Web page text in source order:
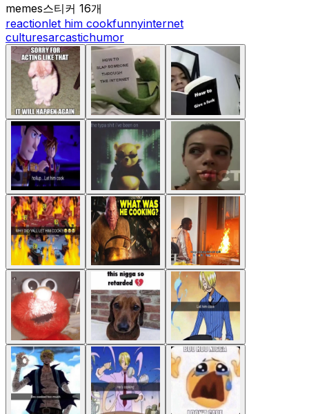
memes스티커 16개
reactionlet him cookfunnyinternet
culturesarcastichumor